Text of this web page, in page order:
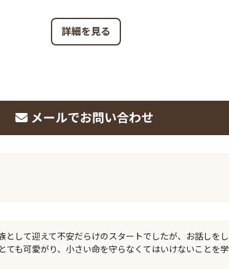
詳細を見る
メールでお問い合わせ
して迎えて不安だらけのスタートでしたが、お話しをし
も可愛がり、小さい命を守らなくてはいけないことを学